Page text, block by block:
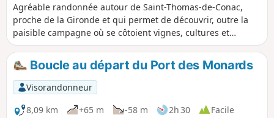
Agréable randonnée autour de Saint-Thomas-de-Conac,
proche de la Gironde et qui permet de découvrir, outre la
paisible campagne où se côtoient vignes, cultures et
quelques bois, les ruines du château de Conac, l'église de
Saint-Thomas-de-Conac et quelques beaux exemples de
bâtis traditionnels.
Boucle au départ du Port des Monards
Visorandonneur
8,09 km
+65 m -58 m 2h 30
Facile